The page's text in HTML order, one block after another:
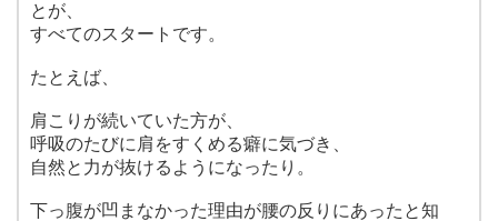
とが、
すべてのスタートです。
たとえば、
肩こりが続いていた方が、
呼吸のたびに肩をすくめる癖に気づき、
自然と力が抜けるようになったり。
下っ腹が凹まなかった理由が腰の反りにあったと知